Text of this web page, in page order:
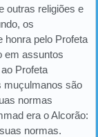
outras religiões e
os
honra pelo Profeta
em assuntos
Profeta
muçulmanos são
normas
era o Alcorão:
normas.